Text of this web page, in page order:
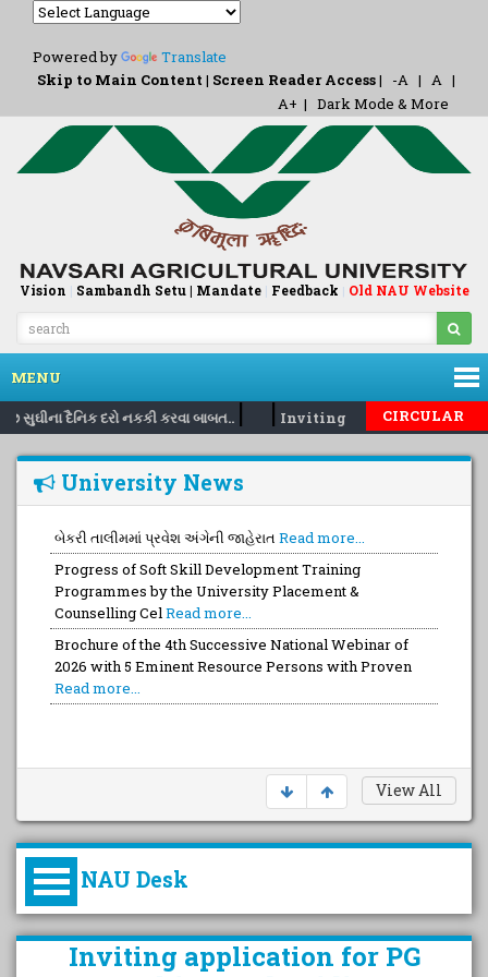
Powered by
Translate
Skip to Main Content | Screen Reader Access| -A | A |
A+ | Dark Mode & More
Vision | Sambandh Setu | Mandate| Feedback | Old NAU Website
MENU
દૈનિક દરો નકકી કરવા બાબત..| | Inviting nomination for 5
CIRCULAR
University News
બેકરી તાલીમમાં પ્રવેશ અંગેની જાહેરાત Read more...
Progress of Soft Skill Development Training
Programmes by the University Placement &
Counselling CelRead more...
Brochure of the 4th Successive National Webinar of
2026 with 5 Eminent Resource Persons with Proven
Read more...
View All
NAU Desk
કુલપતિની પરિવર્તનકારી પહેલનું
વિહંગાવલોકન (ઓક્ટોબર ૨૦૨૦-૨૦૨૫)
Inviting application for PG